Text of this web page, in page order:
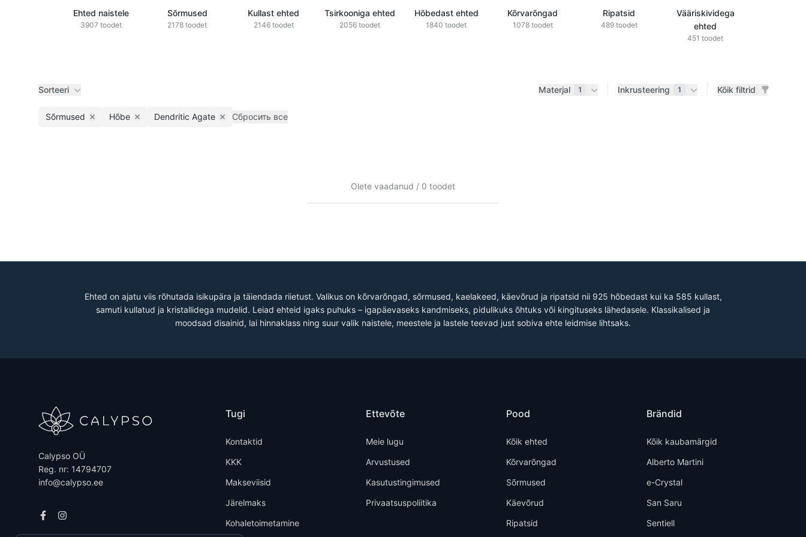
Ehted naistele
3907 toodet
Sõrmused
2178 toodet
Kullast ehted
2146 toodet
Tsirkooniga ehted
2056 toodet
Hõbedast ehted
1840 toodet
Kõrvarõngad
1078 toodet
Ripatsid
489 toodet
Vääriskividega
ehted
451 toodet
Ehted on ajatu viis rõhutada isikupära ja täiendada riietust. Valikus on kõrvarõngad, sõrmused, kaelakeed, käevõrud ja ripatsid nii 925 hõbedast kui ka 585 kullast,
samuti kullatud ja kristallidega mudelid. Leiad ehteid igaks puhuks – igapäevaseks kandmiseks, pidulikuks õhtuks või kingituseks lähedasele. Klassikalised ja
moodsad disainid, lai hinnaklass ning suur valik naistele, meestele ja lastele teevad just sobiva ehte leidmise lihtsaks.
Sorteeri Materjal 1 Inkrusteering 1 Kõik filtrid
Sõrmused Remove filter
Hõbe Remove filter
Dendritic Agate Remove filter
Сбросить все
Olete vaadanud / 0 toodet
Calypso OÜ
Reg. nr: 14794707
info@calypso.ee
Tugi
Kontaktid
KKK
Makseviisid
Järelmaks
Kohaletoimetamine
Ettevõte
Meie lugu
Arvustused
Kasutustingimused
Privaatsuspoliitika
Pood
Kõik ehted
Kõrvarõngad
Sõrmused
Käevõrud
Ripatsid
Brändid
Kõik kaubamärgid
Alberto Martini
e-Crystal
San Saru
Sentiell